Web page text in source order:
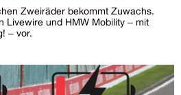
Zweiräder bekommt Zuwachs.
Livewire und HMW Mobility – mit
– vor.